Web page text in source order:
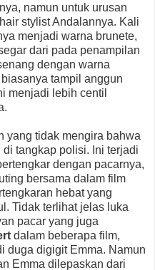
namun untuk urusan
stylist Andalannya. Kali
menjadi warna brunete,
dari pada penampilan
dengan warna
tampil anggun
menjadi lebih centil
yang tidak mengira bahwa
tangkap polisi. Ini terjadi
dengan pacarnya,
bersama dalam film
hebat yang
Tidak terlihat jelas luka
pacar yang juga
dalam beberapa film,
duga digigit Emma. Namun
Emma dilepaskan dari